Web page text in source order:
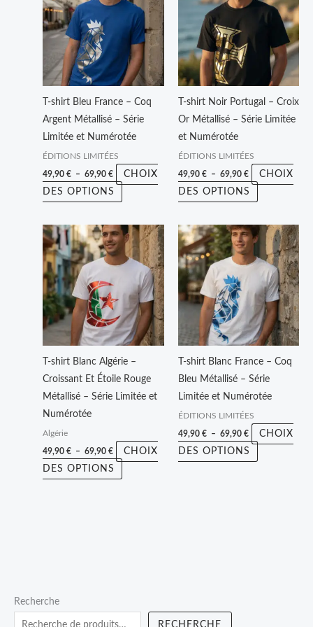
Recherche
P
P
l
T-shirt Bleu France – Coq
Argent Métallisé – Série
Limitée et Numérotée
ÉDITIONS LIMITÉES
49,90€ – 69,90€
49,90 €
69,90 €
CHOIX
DES OPTIONS
plusieurs
variations.
Les
options
la
page
du
T-shirt Noir Portugal – Croix
Or Métallisé – Série Limitée
et Numérotée
ÉDITIONS LIMITÉES
49,90 € – 69,90 €
49,90 €
CHOIX
DES OPTIONS
plusieurs
variations.
Les
options
la
page
du
T-shirt Blanc Algérie –
Croissant Et Étoile Rouge
Métallisé – Série Limitée et
Numérotée
Algérie
49,90€ – 69,90€
Plage
de
prix :
49,90 €
69,90 €
CHOIX
DES OPTIONS
Ce
produit
a
plusieurs
variations.
Les
options
peuvent
être
choisies
page
du
produit
T-shirt Blanc France – Coq
Bleu Métallisé – Série
Limitée et Numérotée
ÉDITIONS LIMITÉES
49,90 € – 69,90 €
Plage
de
prix :
49,90 €
69,90 €
CHOIX
DES OPTIONS
Ce
produit
plusieurs
variations.
Les
options
peuvent
être
choisies
la
page
du